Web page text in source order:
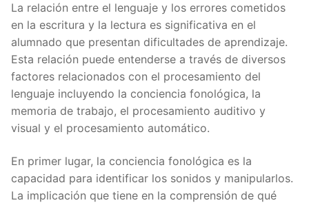
La relación entre el lenguaje y los errores cometidos
en la escritura y la lectura es significativa en el
alumnado que presentan dificultades de aprendizaje.
Esta relación puede entenderse a través de diversos
factores relacionados con el procesamiento del
lenguaje incluyendo la conciencia fonológica, la
memoria de trabajo, el procesamiento auditivo y
visual y el procesamiento automático.
En primer lugar, la conciencia fonológica es la
capacidad para identificar los sonidos y manipularlos.
La implicación que tiene en la comprensión de qué